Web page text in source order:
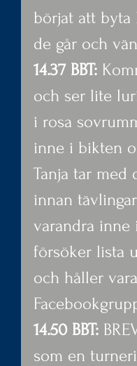
börjat att
de går och
14.37 BBT:
och ser lite
i rosa
inne i bikten
Tanja tar med
innan
varandra
försöker lista
och håller
14.50 BBT:
som en